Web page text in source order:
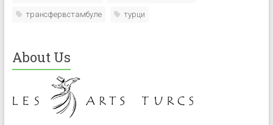
трансфервстамбуле турци
About Us